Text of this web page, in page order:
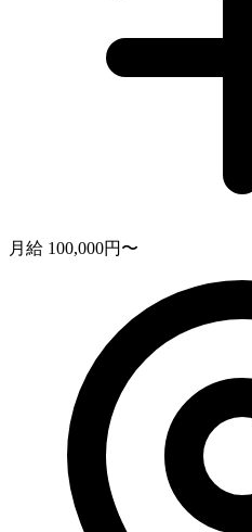
月給 100,000円〜